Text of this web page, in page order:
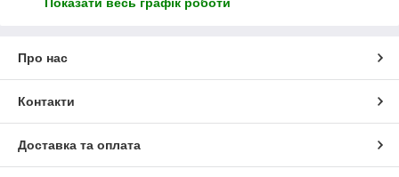
Показати весь графік роботи
Про нас
Контакти
Доставка та оплата